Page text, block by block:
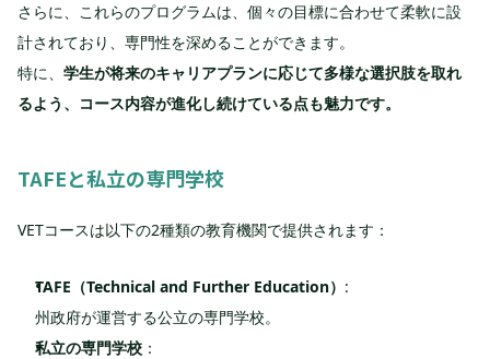
さらに、これらのプログラムは、個々の目標に合わせて柔軟に設
計されており、専門性を深めることができます。
特に、 学生が将来のキャリアプランに応じて多様な選択肢を取れ
るよう、コース内容が進化し続けている点も魅力です。
TAFEと私立の専門学校
VETコースは以下の2種類の教育機関で提供されます：
TAFE（Technical and Further Education） :
州政府が運営する公立の専門学校。
私立の専門学校 ：